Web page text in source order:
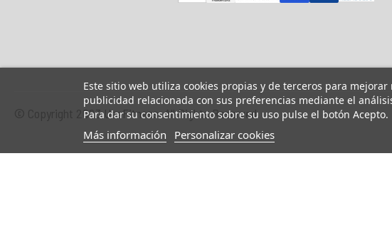
Este sitio web utiliza cookies propias y de terceros para
publicidad relacionada con sus preferencias mediante el
Para dar su consentimiento sobre su uso pulse el botón Acepto.
Más información Personalizar cookies
© Copyright 2023 UsaFitness. All Rights Reserved.